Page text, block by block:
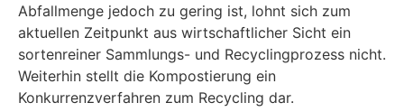
Abfallmenge jedoch zu gering ist, lohnt sich zum
aktuellen Zeitpunkt aus wirtschaftlicher Sicht ein
sortenreiner Sammlungs- und Recyclingprozess nicht.
Weiterhin stellt die Kompostierung ein
Konkurrenzverfahren zum Recycling dar.